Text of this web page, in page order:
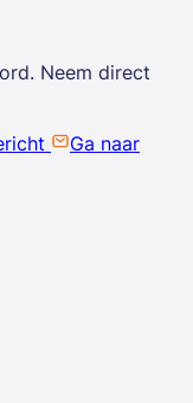
Neem direct
Ga naar